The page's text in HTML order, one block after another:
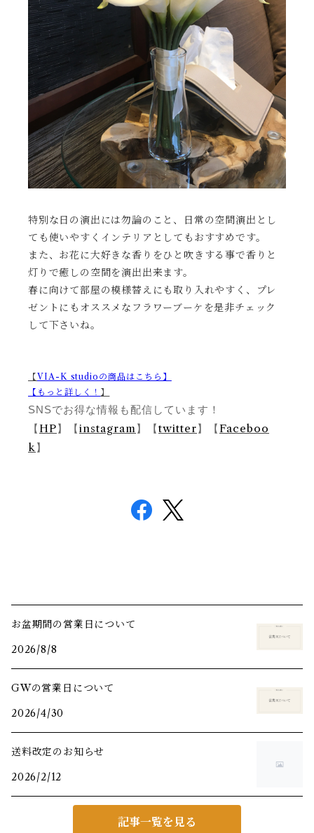
特別な日の演出には勿論のこと、日常の空間演出とし
ても使いやすくインテリアとしてもおすすめです。
また、お花に大好きな香りをひと吹きする事で香りと
灯りで癒しの空間を演出出来ます。
春に向けて部屋の模様替えにも取り入れやすく、プレ
ゼントにもオススメなフラワーブーケを是非チェック
して下さいね。
【VIA-K studio の商品はこちら】
【もっと詳しく！ 】
SNSでお得な情報も配信しています！
【HP】【instagram】【twitter】【Faceboo
k】
お盆期間の営業日について
2026/8/8
GWの営業日について
2026/4/30
送料改定のお知らせ
2026/2/12
記事一覧を見る